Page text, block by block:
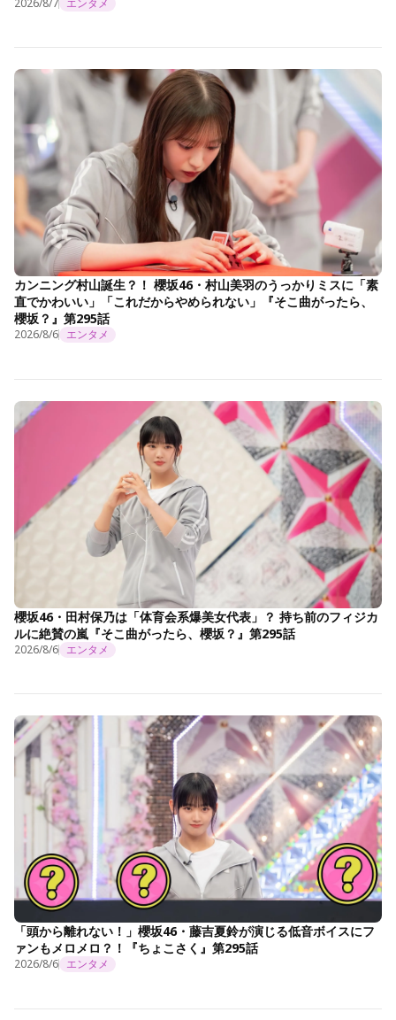
カンニング村山誕生？！ 櫻坂46・村山美羽のうっかりミスに「素
直でかわいい」「これだからやめられない」『そこ曲がったら、
櫻坂？』第295話
2026/8/6 エンタメ
櫻坂46・田村保乃は「体育会系爆美女代表」？ 持ち前のフィジカ
ルに絶賛の嵐『そこ曲がったら、櫻坂？』第295話
2026/8/6 エンタメ
「頭から離れない！」櫻坂46・藤吉夏鈴が演じる低音ボイスにフ
ァンもメロメロ？！『ちょこさく』第295話
2026/8/6 エンタメ